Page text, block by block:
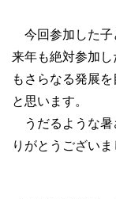
今回参加した子
来年も絶対参加
もさらなる発展
と思います。
うだるような暑
りがとうございま